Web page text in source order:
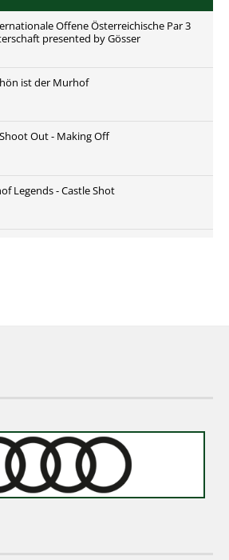
Offene Österreichische Par 3
presented by Gösser
ist der Murhof
Out - Making Off
Legends - Castle Shot